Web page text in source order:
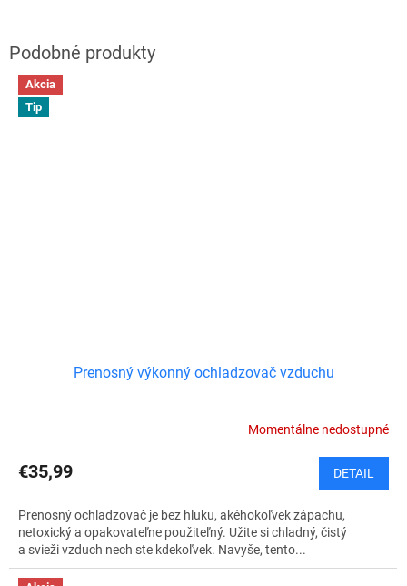
Akcia
Tip
Prenosný výkonný ochladzovač vzduchu
Momentálne nedostupné
€35,99 DETAIL
Prenosný ochladzovač je bez hluku, akéhokoľvek zápachu,
netoxický a opakovateľne použiteľný. Užite si chladný, čistý
a svieži vzduch nech ste kdekoľvek. Navyše, tento...